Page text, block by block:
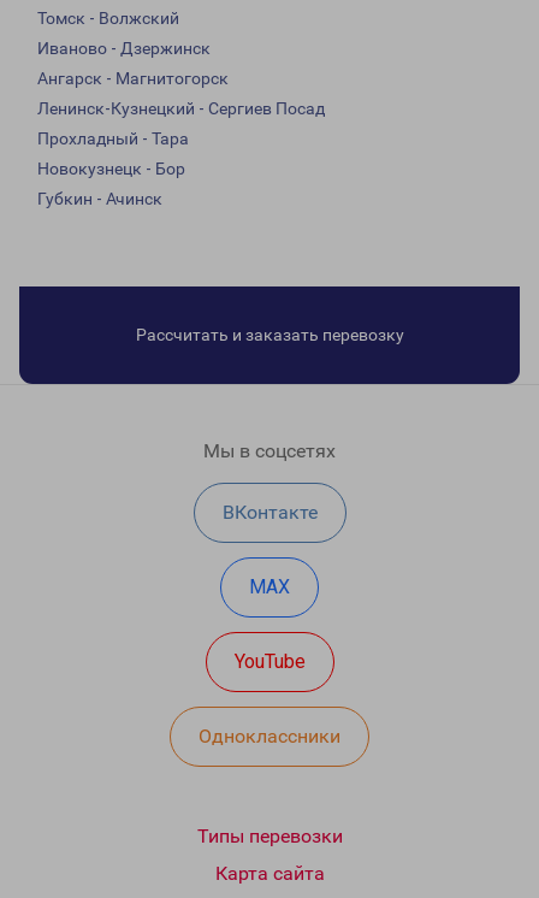
Томск - Волжский
Иваново - Дзержинск
Ангарск - Магнитогорск
Ленинск-Кузнецкий - Сергиев Посад
Прохладный - Тара
Новокузнецк - Бор
Губкин - Ачинск
Рассчитать и заказать перевозку
Мы в соцсетях
ВКонтакте
MAX
YouTube
Одноклассники
Типы перевозки
Карта сайта